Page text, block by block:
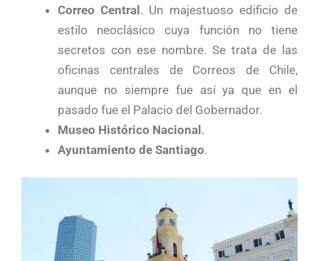
Correo Central. Un majestuoso edificio de
estilo neoclásico cuya función no tiene
secretos con ese nombre. Se trata de las
oficinas centrales de Correos de Chile,
aunque no siempre fue así ya que en el
pasado fue el Palacio del Gobernador.
Museo Histórico Nacional.
Ayuntamiento de Santiago.